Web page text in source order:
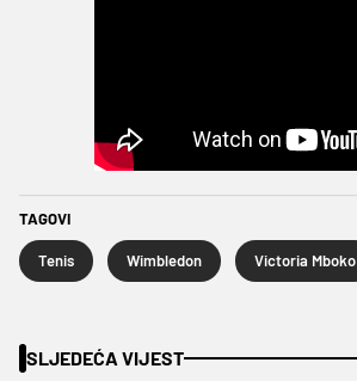
TAGOVI
Tenis Wimbledon Victoria Mboko
SLJEDEĆA VIJEST